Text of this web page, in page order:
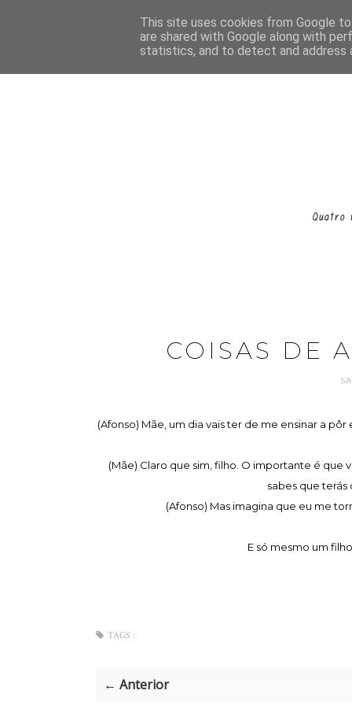
COISAS DE
(Afonso) Mãe, um dia vais ter de me ensinar a
(Mãe) Claro que sim, filho. O importante é que
sabes que terás
(Afonso) Mas imagina que eu me
E só mesmo um
TAGS :
← Anterior
This site uses cookies from Google
are shared with Google along with
statistics, and to detect and address